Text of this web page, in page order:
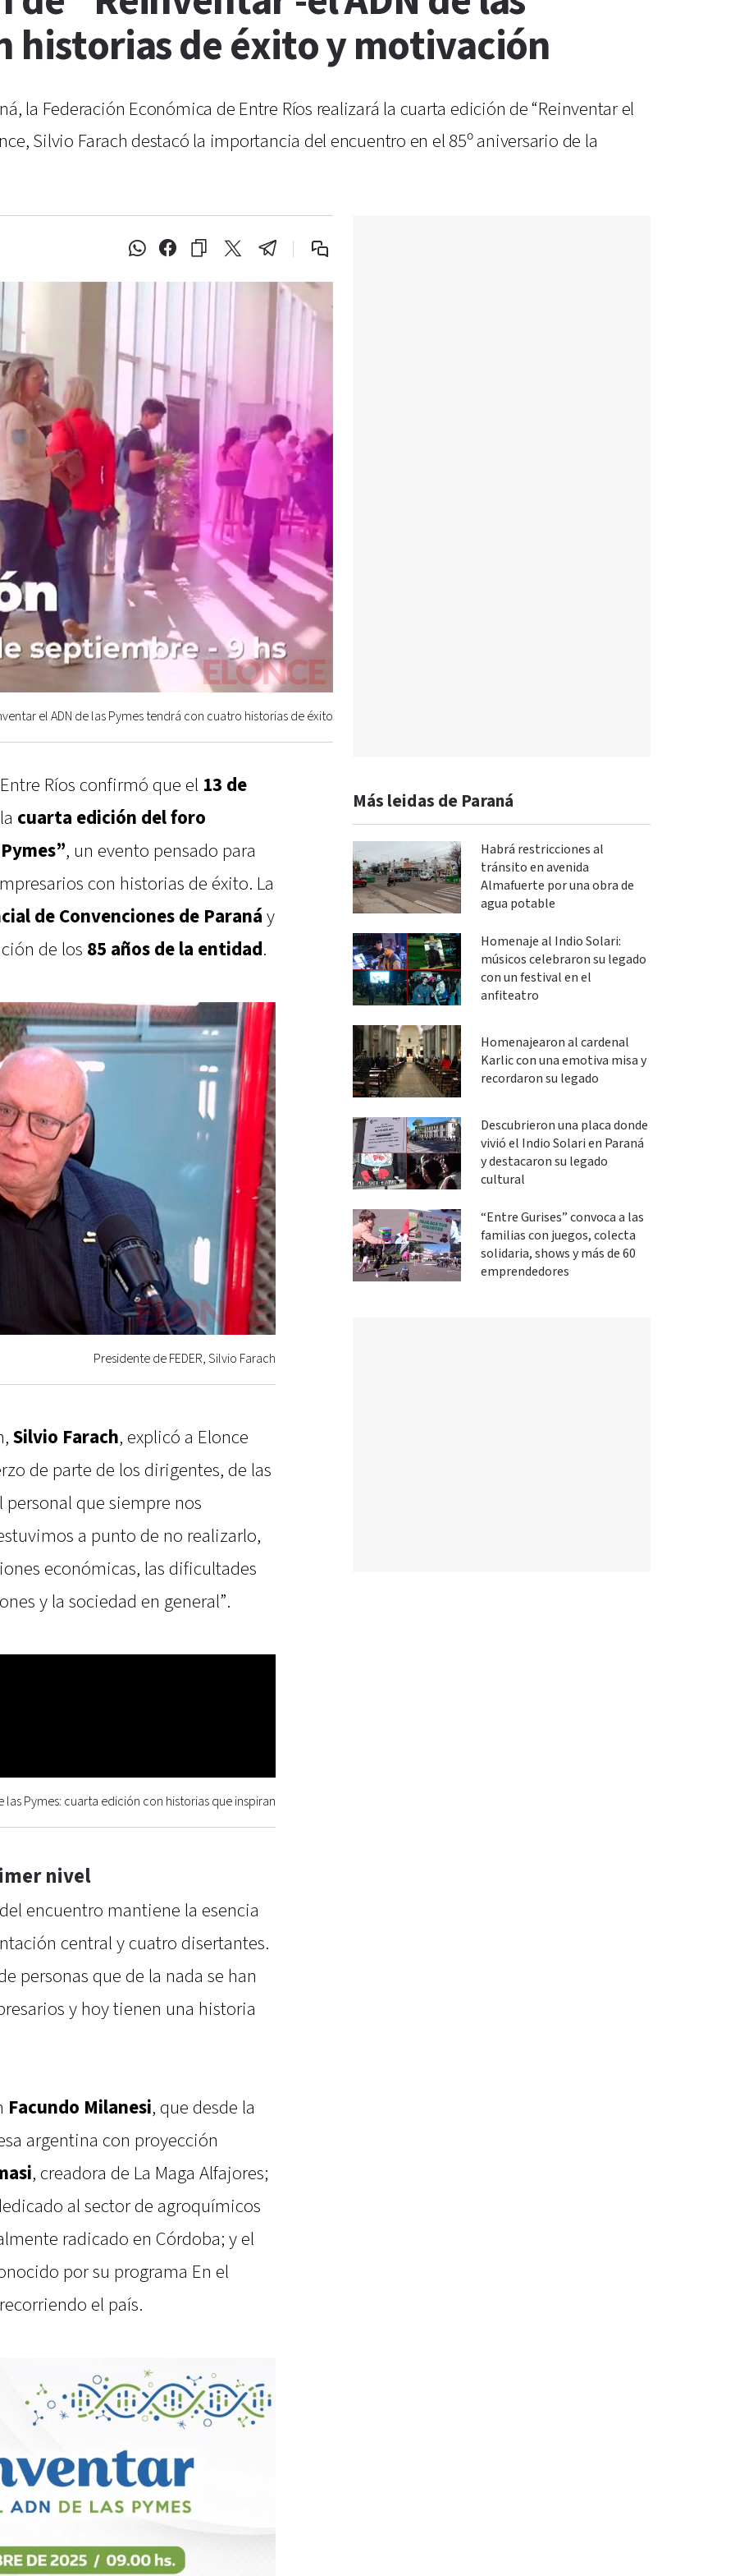
historias de éxito y motivación
la Federación Económica de Entre Ríos realizará la cuarta edición de “Reinventar el
Silvio Farach destacó la importancia del encuentro en el 85º aniversario de la
el ADN de las Pymes tendrá con cuatro historias de éxito
Ríos confirmó que el 13 de
cuarta edición del foro
, un evento pensado para
con historias de éxito. La
de Convenciones de Paraná y
de los 85 años de la entidad.
Presidente de FEDER, Silvio Farach
Silvio Farach, explicó a Elonce
de parte de los dirigentes, de las
que siempre nos
a punto de no realizarlo,
económicas, las dificultades
y la sociedad en general”.
las Pymes: cuarta edición con historias que inspiran
nivel
encuentro mantiene la esencia
central y cuatro disertantes.
personas que de la nada se han
y hoy tienen una historia
Facundo Milanesi, que desde la
argentina con proyección
, creadora de La Maga Alfajores;
al sector de agroquímicos
radicado en Córdoba; y el
por su programa En el
el país.
Más leidas de Paraná
Habrá restricciones al
tránsito en avenida
Almafuerte por una obra de
agua potable
Homenaje al Indio Solari:
músicos celebraron su legado
con un festival en el
anfiteatro
Homenajearon al cardenal
Karlic con una emotiva misa y
recordaron su legado
Descubrieron una placa donde
vivió el Indio Solari en Paraná
y destacaron su legado
cultural
“Entre Gurises” convoca a las
familias con juegos, colecta
solidaria, shows y más de 60
emprendedores